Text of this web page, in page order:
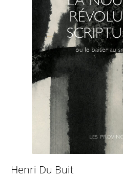
Henri Du Buit